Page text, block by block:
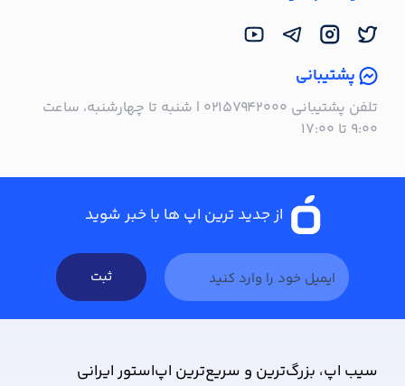
پشتیبانی
تلفن پشتیبانی ۰۲۱۵۷۹۴۲۰۰۰ | شنبه تا چهارشنبه، ساعت
۹:۰۰ تا ۱۷:۰۰
از جدید ترین اپ ها با خبر شوید
ثبت
سیب ‌اپ، بزرگ‌ترین و سریع‌ترین اپ‌استور ایرانی